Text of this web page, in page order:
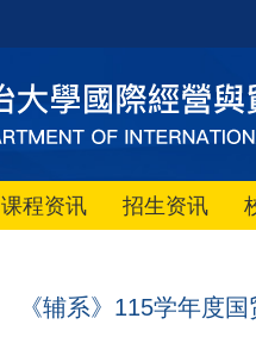
课程资讯 招生资讯
《辅系》115学年度